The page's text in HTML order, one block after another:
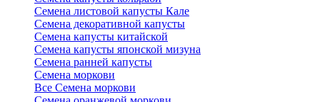
Семена листовой капусты Кале
Семена декоративной капусты
Семена капусты китайской
Семена капусты японской мизуна
Семена ранней капусты
Семена моркови
Все Семена моркови